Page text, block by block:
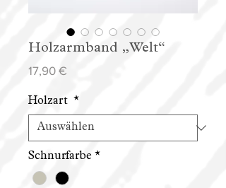
Holzarmband „Welt“
17,90 €
Holzart *
Schnurfarbe *